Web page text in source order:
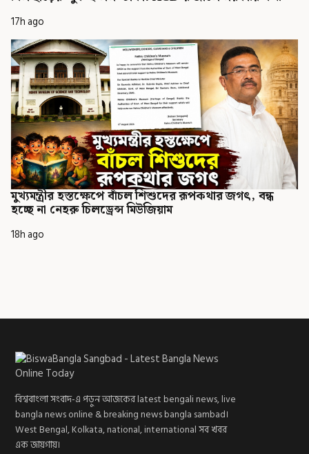
17h ago
মুখ্যমন্ত্রীর হস্তক্ষেপে বাঁচল শিশুদের রূপকথার জগৎ, বন্ধ
হচ্ছে না নেহরু চিলড্রেন্স মিউজিয়াম
18h ago
বিশ্ববাংলা সংবাদ-এ পড়ুন আজকের latest bengali news, live
bangla news online & breaking news bangla sambad।
West Bengal, Kolkata, national, international সব খবর
এক জায়গায়।